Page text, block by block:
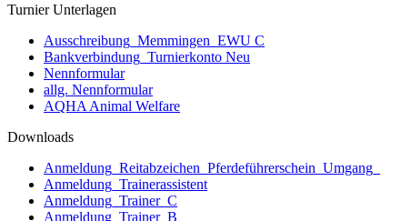
Turnier Unterlagen
Ausschreibung_Memmingen_EWU C
Bankverbindung_Turnierkonto Neu
Nennformular
allg. Nennformular
AQHA Animal Welfare
Downloads
Anmeldung_Reitabzeichen_Pferdeführerschein_Umgang_
Anmeldung_Trainerassistent
Anmeldung_Trainer_C
Anmeldung_Trainer_B